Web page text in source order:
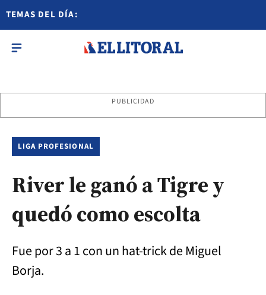
TEMAS DEL DÍA:
PUBLICIDAD
LIGA PROFESIONAL
River le ganó a Tigre y
quedó como escolta
Fue por 3 a 1 con un hat-trick de Miguel
Borja.